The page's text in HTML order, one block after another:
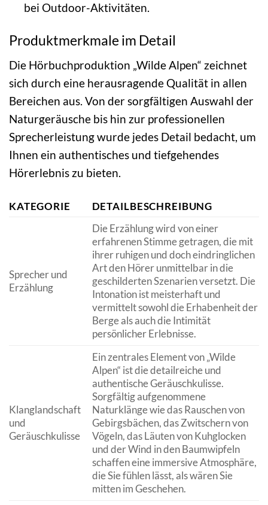
bei Outdoor-Aktivitäten.
Produktmerkmale im Detail
Die Hörbuchproduktion „Wilde Alpen“ zeichnet
sich durch eine herausragende Qualität in allen
Bereichen aus. Von der sorgfältigen Auswahl der
Naturgeräusche bis hin zur professionellen
Sprecherleistung wurde jedes Detail bedacht, um
Ihnen ein authentisches und tiefgehendes
Hörerlebnis zu bieten.
KATEGORIE DETAILBESCHREIBUNG
Sprecher und
Erzählung
Die Erzählung wird von einer
erfahrenen Stimme getragen, die mit
ihrer ruhigen und doch eindringlichen
Art den Hörer unmittelbar in die
geschilderten Szenarien versetzt. Die
Intonation ist meisterhaft und
vermittelt sowohl die Erhabenheit der
Berge als auch die Intimität
persönlicher Erlebnisse.
Klanglandschaft
und
Geräuschkulisse
Ein zentrales Element von „Wilde
Alpen“ ist die detailreiche und
authentische Geräuschkulisse.
Sorgfältig aufgenommene
Naturklänge wie das Rauschen von
Gebirgsbächen, das Zwitschern von
Vögeln, das Läuten von Kuhglocken
und der Wind in den Baumwipfeln
schaffen eine immersive Atmosphäre,
die Sie fühlen lässt, als wären Sie
mitten im Geschehen.